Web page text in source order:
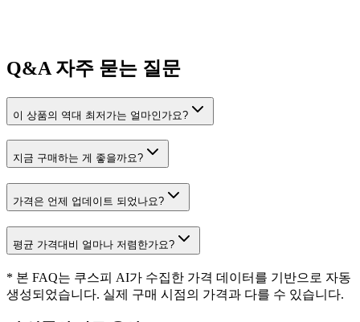
Q&A 자주 묻는 질문
이 상품의 역대 최저가는 얼마인가요?
지금 구매하는 게 좋을까요?
가격은 언제 업데이트 되었나요?
평균 가격대비 얼마나 저렴한가요?
* 본 FAQ는 쿠스피 AI가 수집한 가격 데이터를 기반으로 자동
생성되었습니다. 실제 구매 시점의 가격과 다를 수 있습니다.